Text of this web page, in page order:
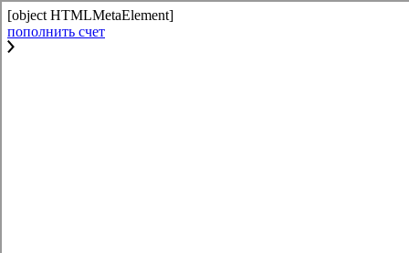
[object HTMLMetaElement]
пополнить счет